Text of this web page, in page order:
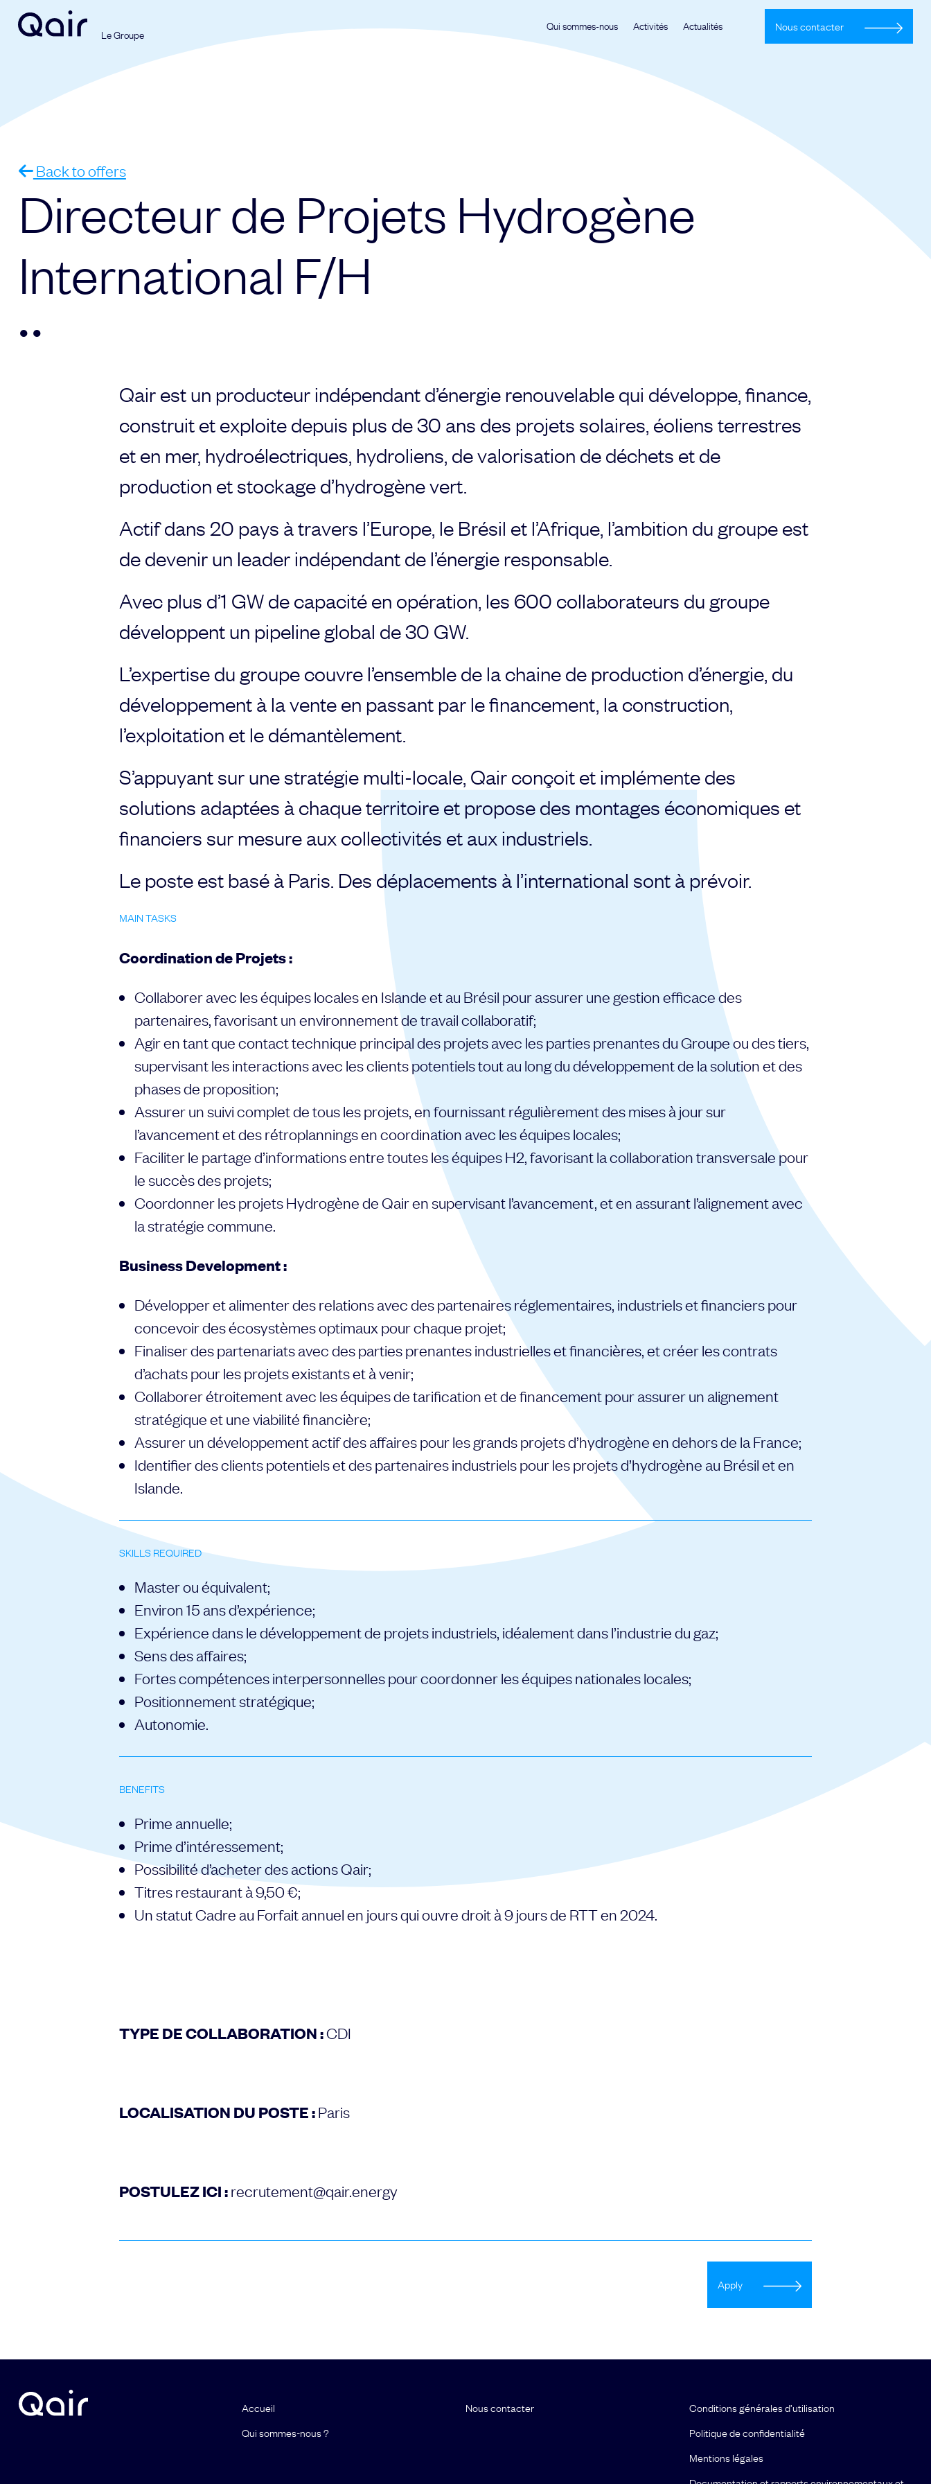
Le Groupe
Qui sommes-nous Activités Actualités Nous contacter
Your request
Lastname
Firstname
The information you provide will be used to process
Your application
Firstname
Mail address
Choose your attachment
Back to offers
Directeur de Projets Hydrogène
International F/H
● ●
Qair est un producteur indépendant d’énergie renouvelable qui développe, finance,
construit et exploite depuis plus de 30 ans des projets solaires, éoliens terrestres
et en mer, hydroélectriques, hydroliens, de valorisation de déchets et de
production et stockage d’hydrogène vert.
Actif dans 20 pays à travers l’Europe, le Brésil et l’Afrique, l’ambition du groupe est
de devenir un leader indépendant de l’énergie responsable.
Avec plus d’1 GW de capacité en opération, les 600 collaborateurs du groupe
développent un pipeline global de 30 GW.
L’expertise du groupe couvre l’ensemble de la chaine de production d’énergie, du
développement à la vente en passant par le financement, la construction,
l’exploitation et le démantèlement.
S’appuyant sur une stratégie multi-locale, Qair conçoit et implémente des
solutions adaptées à chaque territoire et propose des montages économiques et
financiers sur mesure aux collectivités et aux industriels.
Le poste est basé à Paris. Des déplacements à l’international sont à prévoir.
MAIN TASKS
Coordination de Projets :
Collaborer avec les équipes locales en Islande et au Brésil pour assurer une gestion efficace des
partenaires, favorisant un environnement de travail collaboratif;
Agir en tant que contact technique principal des projets avec les parties prenantes du Groupe ou des tiers,
supervisant les interactions avec les clients potentiels tout au long du développement de la solution et des
phases de proposition;
Assurer un suivi complet de tous les projets, en fournissant régulièrement des mises à jour sur
l’avancement et des rétroplannings en coordination avec les équipes locales;
Faciliter le partage d’informations entre toutes les équipes H2, favorisant la collaboration transversale pour
le succès des projets;
Coordonner les projets Hydrogène de Qair en supervisant l’avancement, et en assurant l’alignement avec
la stratégie commune.
Business Development :
Développer et alimenter des relations avec des partenaires réglementaires, industriels et financiers pour
concevoir des écosystèmes optimaux pour chaque projet;
Finaliser des partenariats avec des parties prenantes industrielles et financières, et créer les contrats
d’achats pour les projets existants et à venir;
Collaborer étroitement avec les équipes de tarification et de financement pour assurer un alignement
stratégique et une viabilité financière;
Assurer un développement actif des affaires pour les grands projets d’hydrogène en dehors de la France;
Identifier des clients potentiels et des partenaires industriels pour les projets d’hydrogène au Brésil et en
Islande.
SKILLS REQUIRED
Master ou équivalent;
Environ 15 ans d’expérience;
Expérience dans le développement de projets industriels, idéalement dans l’industrie du gaz;
Sens des affaires;
Fortes compétences interpersonnelles pour coordonner les équipes nationales locales;
Positionnement stratégique;
Autonomie.
BENEFITS
Prime annuelle;
Prime d’intéressement;
Possibilité d’acheter des actions Qair;
Titres restaurant à 9,50 €;
Un statut Cadre au Forfait annuel en jours qui ouvre droit à 9 jours de RTT en 2024.
TYPE DE COLLABORATION :CDI
LOCALISATION DU POSTE :Paris
POSTULEZ ICI :recrutement@qair.energy
Apply
Accueil
Qui sommes-nous ?
Nous contacter
Conditions générales d’utilisation
Politique de confidentialité
Mentions légales